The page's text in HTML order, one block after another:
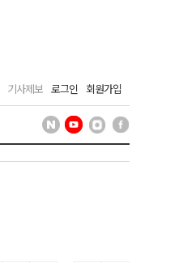
기사제보 로그인 회원가입